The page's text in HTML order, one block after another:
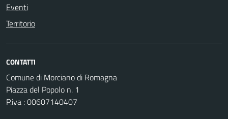
Eventi
Territorio
CONTATTI
Comune di Morciano di Romagna
Piazza del Popolo n. 1
P.iva : 00607140407